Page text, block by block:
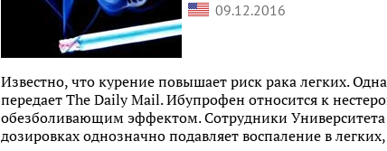
09.12.2016
Известно, что курение повышает риск рака легких.
передает The Daily Mail. Ибупрофен относится к
обезболивающим эффектом. Сотрудники
дозировках однозначно подавляет воспаление в